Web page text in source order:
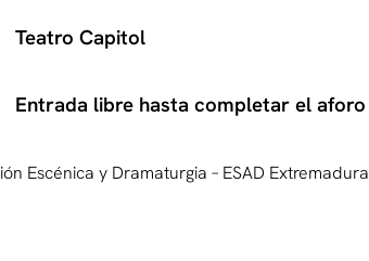
Teatro Capitol
Entrada libre hasta completar el aforo
Escénica y Dramaturgia – ESAD Extremadura